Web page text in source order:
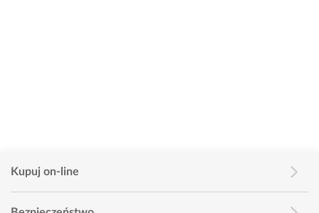
Kupuj on-line